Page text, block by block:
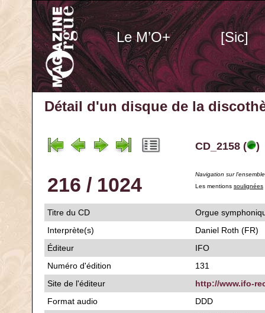
Le M’O+ [Sic]
Détail d'un disque de la
CD_2158 ( )
216 / 1024
Navigation sur
Les mentions soulignées
Titre du CD
Orgue
Interprète(s)
Daniel Roth (FR)
Éditeur
IFO
Numéro d'édition
131
Site de l'éditeur
http://www.ifo-
Format audio
DDD